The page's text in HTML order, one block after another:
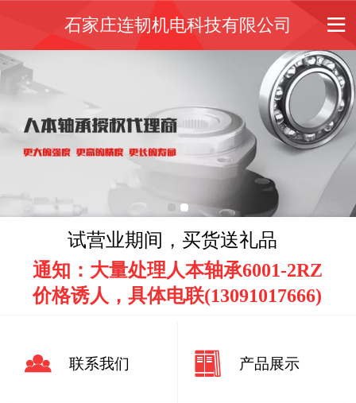
石家庄连韧机电科技有限公司
试营业期间，买货送礼品
通知：大量处理人本轴承6001-2RZ
价格诱人，具体电联(13091017666)
联系我们 产品展示